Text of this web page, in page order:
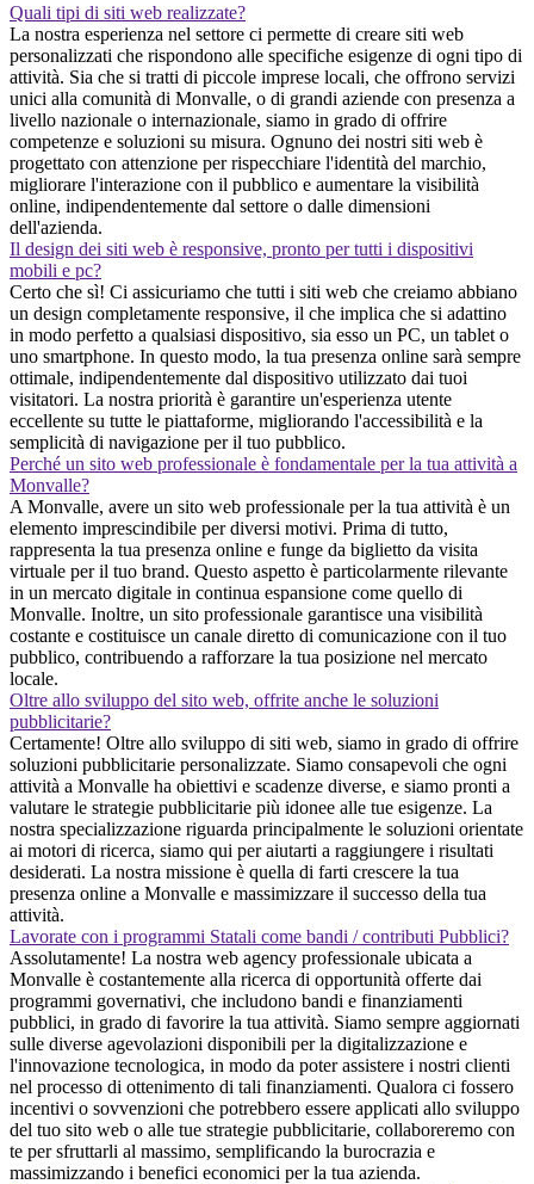
Quali tipi di siti web realizzate?
La nostra esperienza nel settore ci permette di creare siti web
personalizzati che rispondono alle specifiche esigenze di ogni tipo di
attività. Sia che si tratti di piccole imprese locali, che offrono servizi
unici alla comunità di Monvalle, o di grandi aziende con presenza a
livello nazionale o internazionale, siamo in grado di offrire
competenze e soluzioni su misura. Ognuno dei nostri siti web è
progettato con attenzione per rispecchiare l'identità del marchio,
migliorare l'interazione con il pubblico e aumentare la visibilità
online, indipendentemente dal settore o dalle dimensioni
dell'azienda.
Il design dei siti web è responsive, pronto per tutti i dispositivi
mobili e pc?
Certo che sì! Ci assicuriamo che tutti i siti web che creiamo abbiano
un design completamente responsive, il che implica che si adattino
in modo perfetto a qualsiasi dispositivo, sia esso un PC, un tablet o
uno smartphone. In questo modo, la tua presenza online sarà sempre
ottimale, indipendentemente dal dispositivo utilizzato dai tuoi
visitatori. La nostra priorità è garantire un'esperienza utente
eccellente su tutte le piattaforme, migliorando l'accessibilità e la
semplicità di navigazione per il tuo pubblico.
Perché un sito web professionale è fondamentale per la tua attività a
Monvalle?
A Monvalle, avere un sito web professionale per la tua attività è un
elemento imprescindibile per diversi motivi. Prima di tutto,
rappresenta la tua presenza online e funge da biglietto da visita
virtuale per il tuo brand. Questo aspetto è particolarmente rilevante
in un mercato digitale in continua espansione come quello di
Monvalle. Inoltre, un sito professionale garantisce una visibilità
costante e costituisce un canale diretto di comunicazione con il tuo
pubblico, contribuendo a rafforzare la tua posizione nel mercato
locale.
Oltre allo sviluppo del sito web, offrite anche le soluzioni
pubblicitarie?
Certamente! Oltre allo sviluppo di siti web, siamo in grado di offrire
soluzioni pubblicitarie personalizzate. Siamo consapevoli che ogni
attività a Monvalle ha obiettivi e scadenze diverse, e siamo pronti a
valutare le strategie pubblicitarie più idonee alle tue esigenze. La
nostra specializzazione riguarda principalmente le soluzioni orientate
ai motori di ricerca, siamo qui per aiutarti a raggiungere i risultati
desiderati. La nostra missione è quella di farti crescere la tua
presenza online a Monvalle e massimizzare il successo della tua
attività.
Lavorate con i programmi Statali come bandi / contributi Pubblici?
Assolutamente! La nostra web agency professionale ubicata a
Monvalle è costantemente alla ricerca di opportunità offerte dai
programmi governativi, che includono bandi e finanziamenti
pubblici, in grado di favorire la tua attività. Siamo sempre aggiornati
sulle diverse agevolazioni disponibili per la digitalizzazione e
l'innovazione tecnologica, in modo da poter assistere i nostri clienti
nel processo di ottenimento di tali finanziamenti. Qualora ci fossero
incentivi o sovvenzioni che potrebbero essere applicati allo sviluppo
del tuo sito web o alle tue strategie pubblicitarie, collaboreremo con
te per sfruttarli al massimo, semplificando la burocrazia e
massimizzando i benefici economici per la tua azienda.